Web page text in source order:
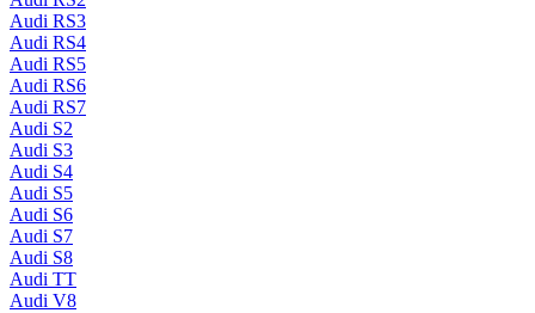
Audi RS3
Audi RS4
Audi RS5
Audi RS6
Audi RS7
Audi S2
Audi S3
Audi S4
Audi S5
Audi S6
Audi S7
Audi S8
Audi TT
Audi V8